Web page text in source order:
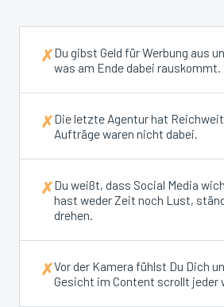
✗Du gibst Geld für Werbung aus
was am Ende dabei rauskommt.
✗Die letzte Agentur hat
Aufträge waren nicht dabei.
✗Du weißt, dass Social Media
hast weder Zeit noch Lust,
drehen.
✗Vor der Kamera fühlst Du Dich
Gesicht im Content scrollt jeder